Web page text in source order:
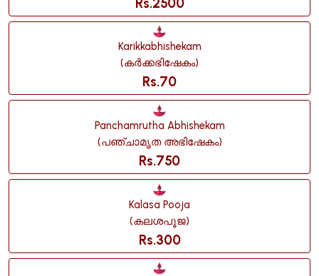
Karikkabhishekam
(കർക്കഭിഷേകം)
Rs.70
Panchamrutha Abhishekam
(പഞ്ചാമൃത അഭിഷേകം)
Rs.750
Kalasa Pooja
(കലശപൂജ)
Rs.300